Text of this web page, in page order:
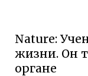
Nature:
жизни. Он
органе